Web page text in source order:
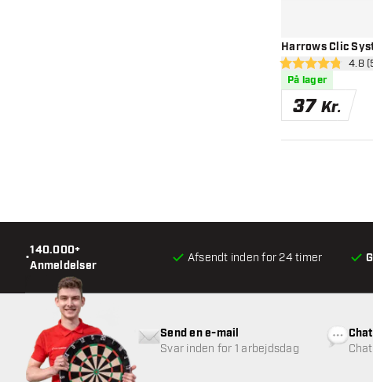
Harrows Clic
åbn
4.8 4.8
På lager
37 Kr.
•
140.000+
Anmeldelser
Afsendt inden for 24 timer
Send en e-mail
Svar inden for 1 arbejdsdag